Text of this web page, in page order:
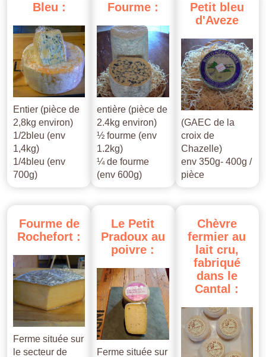
Bleu :
Entier (pièce de
2,8kg environ)
1/2bleu (env
1,4kg)
1/4bleu (env
700g)
Fourme :
entière (pièce de
2.4kg environ)
½ fourme (env
1.2kg)
¼ de fourme
(env 600g)
Petit bleu
d'Aveze
(GAEC de la
croix de
Chazelle)
env 350g- 400g /
pièce
Fourme de
Rochefort :
Ferme située sur
le secteur de
Le Petit
Pradoux au
poivre :
Ferme située sur
Chèvre
fermier au
lait cru,
fabriqué
dans le
Cantal :